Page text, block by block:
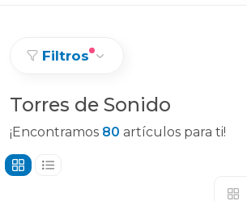
Filtros
Torres de Sonido
¡Encontramos 80 artículos para ti!